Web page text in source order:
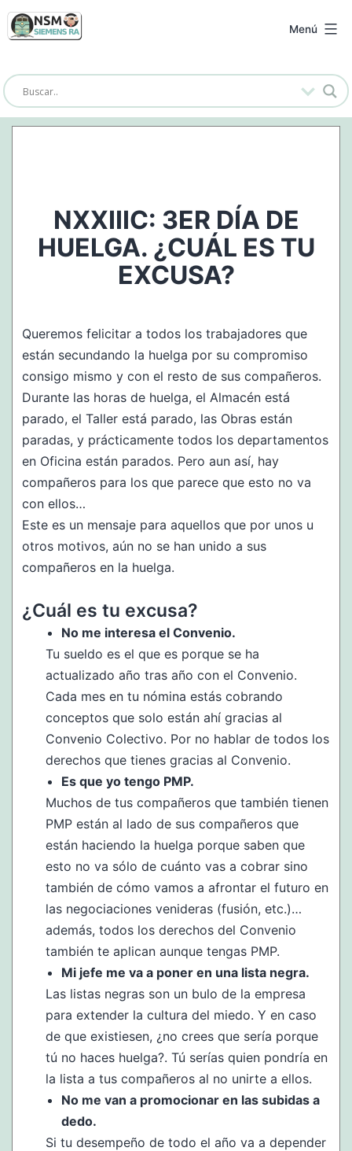
Saltar
NSM
RA
Menú
NXXIIIC: 3ER DÍA DE
HUELGA. ¿CUÁL ES TU
EXCUSA?
Queremos felicitar a todos los trabajadores que
están secundando la huelga por su compromiso
consigo mismo y con el resto de sus compañeros.
Durante las horas de huelga, el Almacén está
parado, el Taller está parado, las Obras están
paradas, y prácticamente todos los departamentos
en Oficina están parados. Pero aun así, hay
compañeros para los que parece que esto no va
con ellos…
Este es un mensaje para aquellos que por unos u
otros motivos, aún no se han unido a sus
compañeros en la huelga.
¿Cuál es tu excusa?
No me interesa el Convenio.
Tu sueldo es el que es porque se ha
actualizado año tras año con el Convenio.
Cada mes en tu nómina estás cobrando
conceptos que solo están ahí gracias al
Convenio Colectivo. Por no hablar de todos los
derechos que tienes gracias al Convenio.
Es que yo tengo PMP.
Muchos de tus compañeros que también tienen
PMP están al lado de sus compañeros que
están haciendo la huelga porque saben que
esto no va sólo de cuánto vas a cobrar sino
también de cómo vamos a afrontar el futuro en
las negociaciones venideras (fusión, etc.)…
además, todos los derechos del Convenio
también te aplican aunque tengas PMP.
Mi jefe me va a poner en una lista negra.
Las listas negras son un bulo de la empresa
para extender la cultura del miedo. Y en caso
de que existiesen, ¿no crees que sería porque
tú no haces huelga?. Tú serías quien pondría en
la lista a tus compañeros al no unirte a ellos.
No me van a promocionar en las subidas a
dedo.
Si tu desempeño de todo el año va a depender